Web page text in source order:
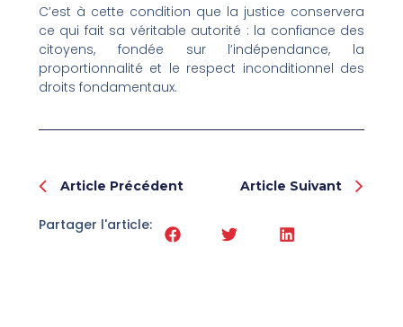
C’est à cette condition que la justice conservera
ce qui fait sa véritable autorité : la confiance des
citoyens, fondée sur l’indépendance, la
proportionnalité et le respect inconditionnel des
droits fondamentaux.
Prev
Article Précédent Article Suivant
Partager l'article: